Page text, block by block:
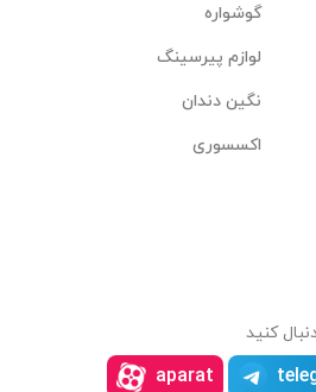
گوشواره
لوازم پیرسینگ
نگین دندان
اکسسوری
کنید
aparat